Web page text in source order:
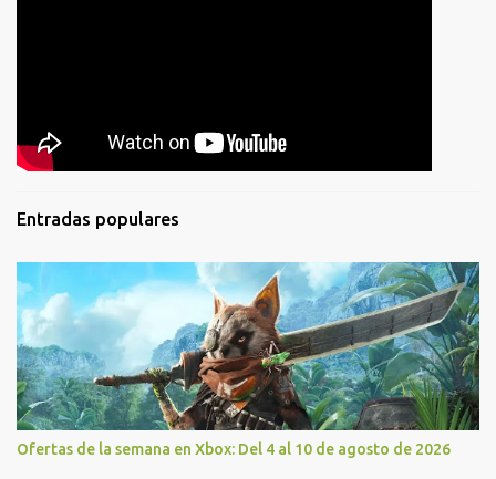
Entradas populares
Ofertas de la semana en Xbox: Del 4 al 10 de agosto de 2026